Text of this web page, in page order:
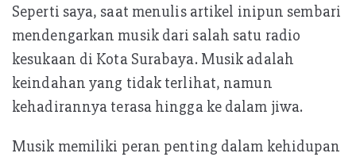
Seperti saya, saat menulis artikel inipun sembari
mendengarkan musik dari salah satu radio
kesukaan di Kota Surabaya. Musik adalah
keindahan yang tidak terlihat, namun
kehadirannya terasa hingga ke dalam jiwa.
Musik memiliki peran penting dalam kehidupan